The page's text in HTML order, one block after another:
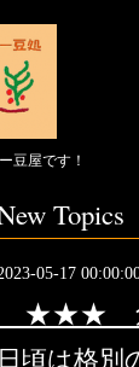
豆屋です！
Topics
05-17
★★★ 創
日頃は格別